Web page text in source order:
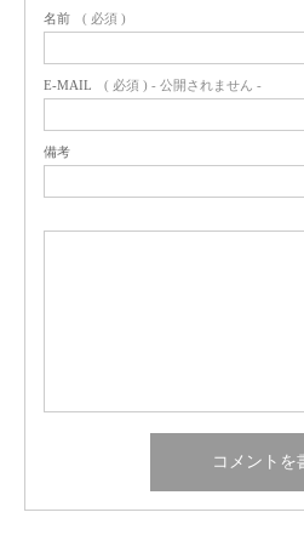
名前 ( 必須 )
E-MAIL ( 必須 ) - 公開されません -
備考